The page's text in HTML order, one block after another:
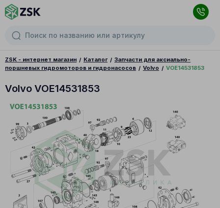
ZSK - интернет магазин Каталог
Запчасти для аксиально-
поршневых гидромоторов и гидронасосов
Volvo VOE14531853
Volvo VOE14531853